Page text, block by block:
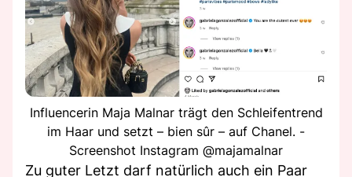
Influencerin Maja Malnar trägt den Schleifentrend
im Haar und setzt – bien sûr – auf Chanel. -
Screenshot Instagram @majamalnar
Zu guter Letzt darf natürlich auch ein Paar